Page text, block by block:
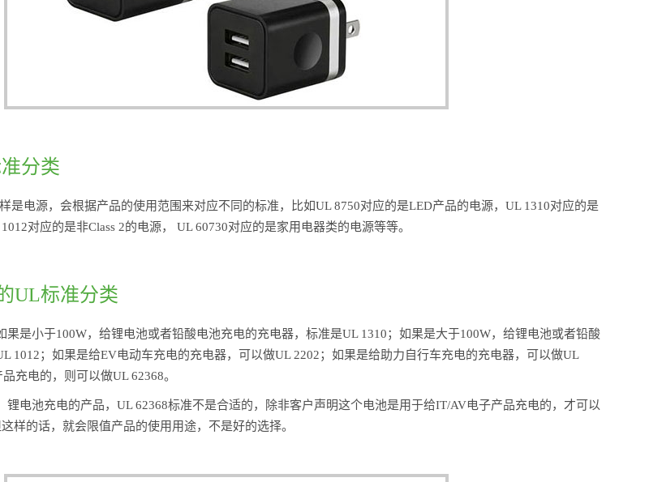
分类
是电源，会根据产品的使用范围来对应不同的标准，比如UL 8750对应的是LED产品的电源，UL 1310对应的是
对应的是非Class 2的电源， UL 60730对应的是家用电器类的电源等等。
UL标准分类
果是小于100W，给锂电池或者铅酸电池充电的充电器，标准是UL 1310；如果是大于100W，给锂电池或者铅酸
1012；如果是给EV电动车充电的充电器，可以做UL 2202；如果是给助力自行车充电的充电器，可以做UL
充电的，则可以做UL 62368。
锂电池充电的产品，UL 62368标准不是合适的，除非客户声明这个电池是用于给IT/AV电子产品充电的，才可以
样的话，就会限值产品的使用用途，不是好的选择。